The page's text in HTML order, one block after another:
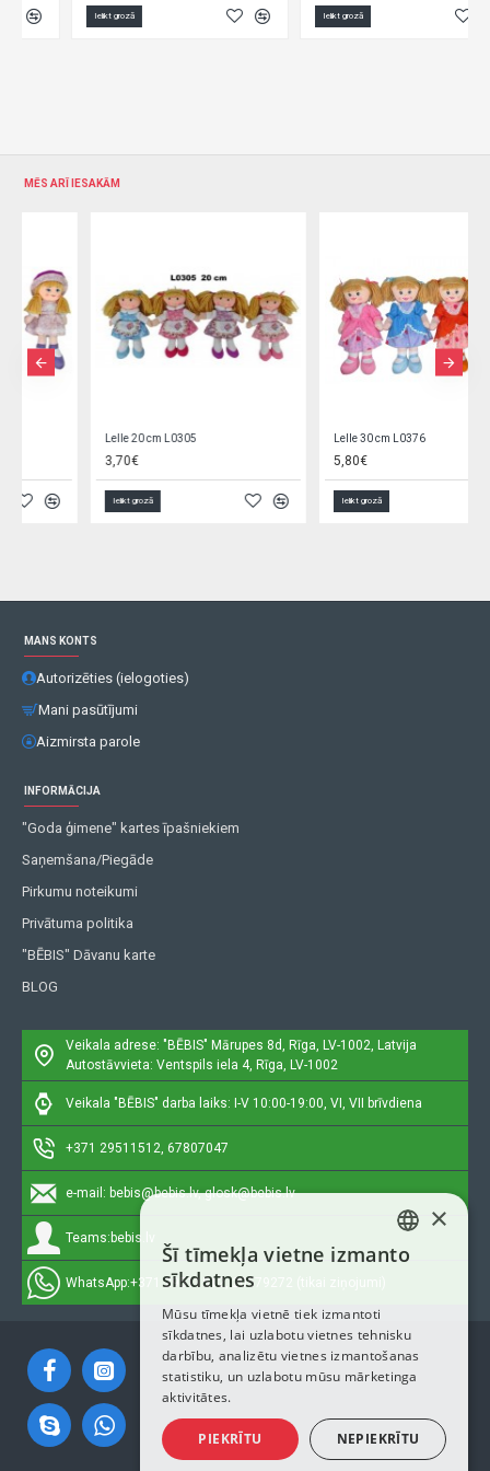
MĒS ARĪ IESAKĀM
Lelle 20 cm L0305
Ielikt grozā
Lelle 30 cm L0376
Ielikt grozā
MANS KONTS
Autorizēties (ielogoties)
Mani pasūtījumi
Aizmirsta parole
INFORMĀCIJA
"Goda ģimene" kartes īpašniekiem
Saņemšana/Piegāde
Pirkumu noteikumi
Privātuma politika
"BĒBIS" Dāvanu karte
BLOG
Veikala adrese: "BĒBIS" Mārupes 8d, Rīga, LV-1002, Latvija
Autostāvvieta: Ventspils iela 4, Rīga, LV-1002
Veikala "BĒBIS" darba laiks: I-V 10:00-19:00, VI, VII brīvdiena
+371 29511512, 67807047
e-mail: bebis@bebis.lv, glosk@bebis.lv
Teams: bebis.lv
WhatsApp:+371 29511512, 20579272 (tikai ziņojumi)
LATVIAN
ENGLISH
×
Šī tīmekļa vietne izmanto
sīkdatnes
Mūsu tīmekļa vietnē tiek izmantoti
sīkdatnes, lai uzlabotu vietnes tehnisku
darbību, analizētu vietnes izmantošanas
statistiku, un uzlabotu mūsu mārketinga
aktivitātes.
PIEKRĪTU NEPIEKRĪTU